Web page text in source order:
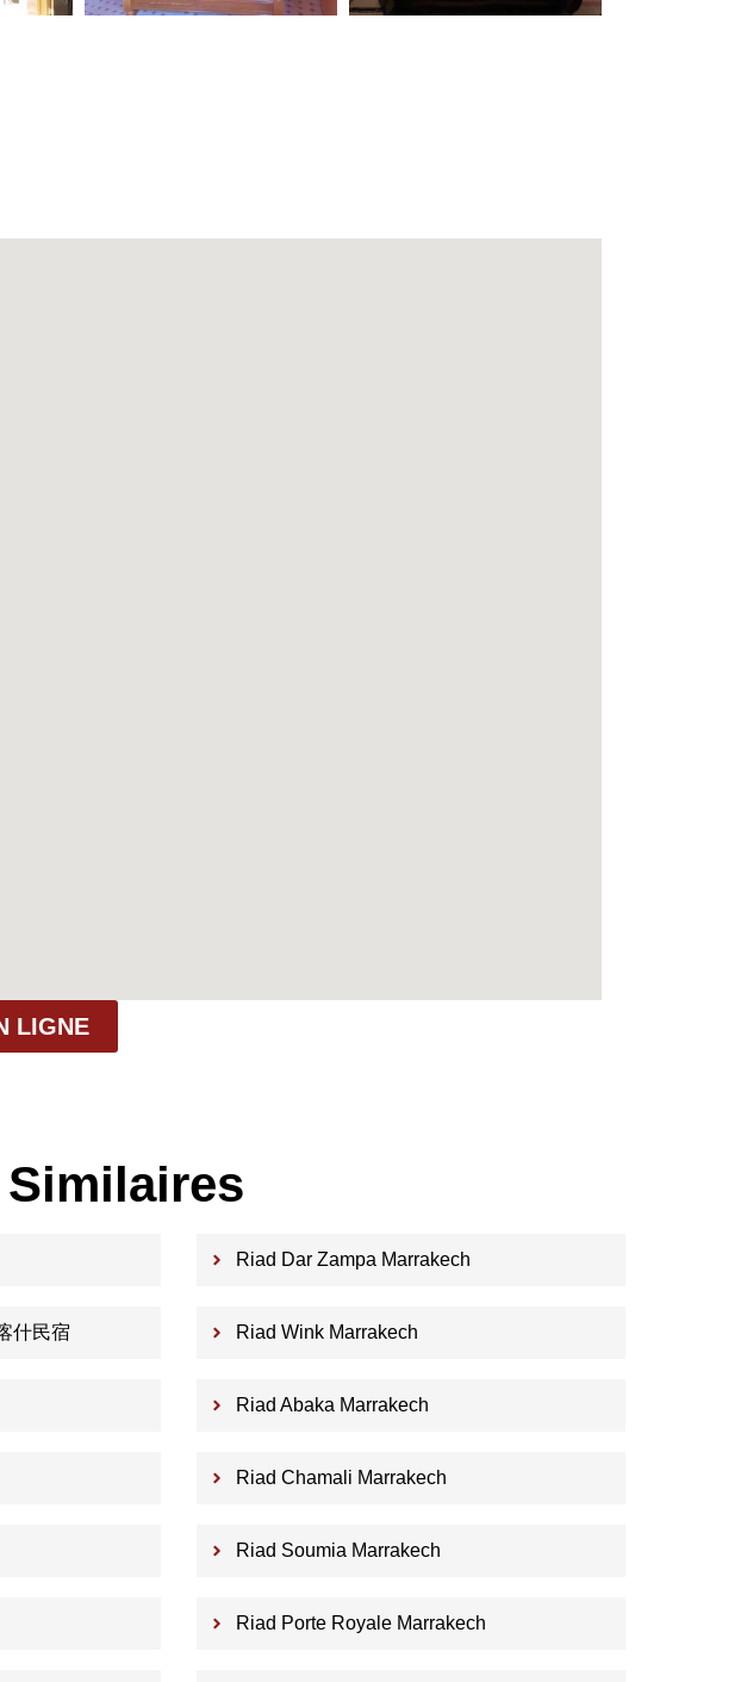
LIGNE
Riad Dar Zampa Marrakech
什民宿 Riad Wink Marrakech
Riad Abaka Marrakech
Riad Chamali Marrakech
Riad Soumia Marrakech
Riad Porte Royale Marrakech